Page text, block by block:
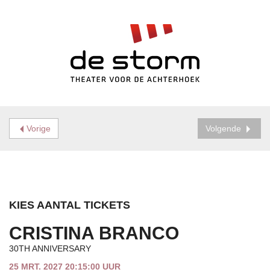
Vorige Volgende
KIES AANTAL TICKETS
CRISTINA BRANCO
30TH ANNIVERSARY
25 MRT. 2027 20:15:00 UUR